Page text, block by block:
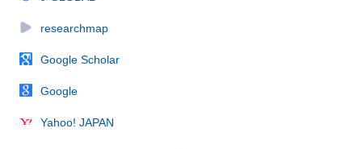
researchmap
Google Scholar
Google
Yahoo! JAPAN